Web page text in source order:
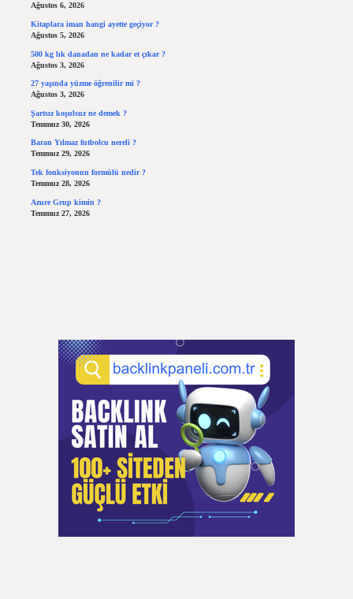
Ağustos 6, 2026
Kitaplara iman hangi ayette geçiyor ?
Ağustos 5, 2026
500 kg lık danadan ne kadar et çıkar ?
Ağustos 3, 2026
27 yaşında yüzme öğrenilir mi ?
Ağustos 3, 2026
Şartsız koşulsuz ne demek ?
Temmuz 30, 2026
Baran Yılmaz futbolcu nereli ?
Temmuz 29, 2026
Tek fonksiyonun formülü nedir ?
Temmuz 28, 2026
Azure Grup kimin ?
Temmuz 27, 2026